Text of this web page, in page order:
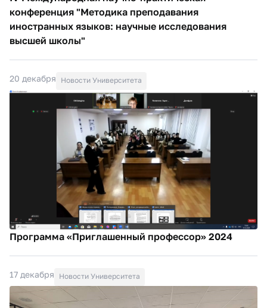
конференция "Методика преподавания
иностранных языков: научные исследования
высшей школы"
20 декабря Новости Университета
Программа «Приглашенный профессор» 2024
17 декабря Новости Университета